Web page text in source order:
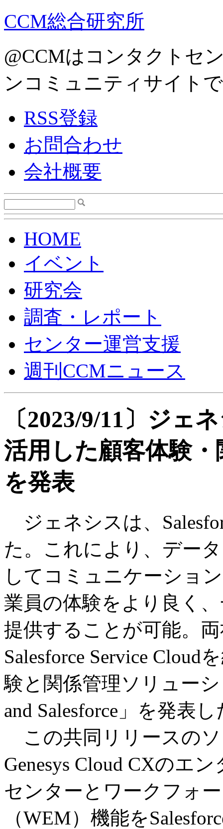
CCM総合研究所
@CCMはコンタクトセ
ンコミュニティサイト
RSS登録
お問合わせ
会社概要
HOME
イベント
研究会
調査・レポート
センター運営支援
週刊CCMニュース
〔2023/9/11〕ジェ
活用した顧客体験
を発表
ジェネシスは、
た。これにより、デー
してコミュニケーショ
業員の体験をより良く
提供することが可能。両
Salesforce Service
験と関係管理ソリューシ
and Salesforce」を発表
この共同リリースの
Genesys Cloud CXのエ
センターとワークフォ
（WEM）機能を